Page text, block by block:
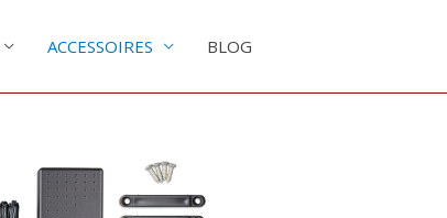
ACCESSOIRES BLOG